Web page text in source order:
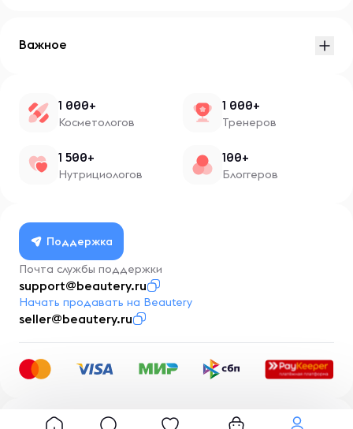
Важное
1 000+
Косметологов
1 000+
Тренеров
1 500+
Нутрициологов
100+
Блоггеров
Поддержка
Почта службы поддержки
support@beautery.ru
Начать продавать на Beautery
seller@beautery.ru
Разработка BusinessMentor.ru